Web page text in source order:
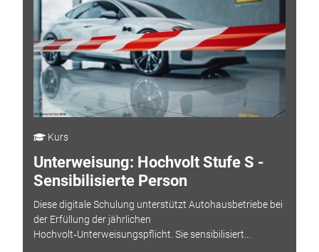
Kurs
Unterweisung: Hochvolt Stufe S -
Sensibilisierte Person
Diese digitale Schulung unterstützt Autohausbetriebe bei
der Erfüllung der jährlichen
Hochvolt‑Unterweisungspflicht. Sie sensibilisiert...